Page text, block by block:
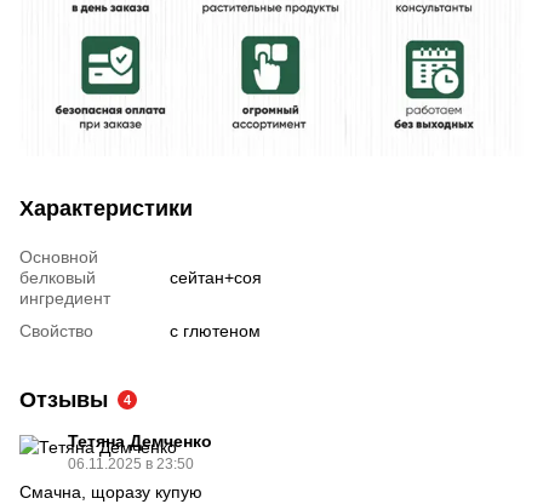
Характеристики
Основной
белковый
ингредиент
сейтан+соя
Свойство с глютеном
Отзывы 4
Тетяна Демченко
06.11.2025 в 23:50
Смачна, щоразу купую